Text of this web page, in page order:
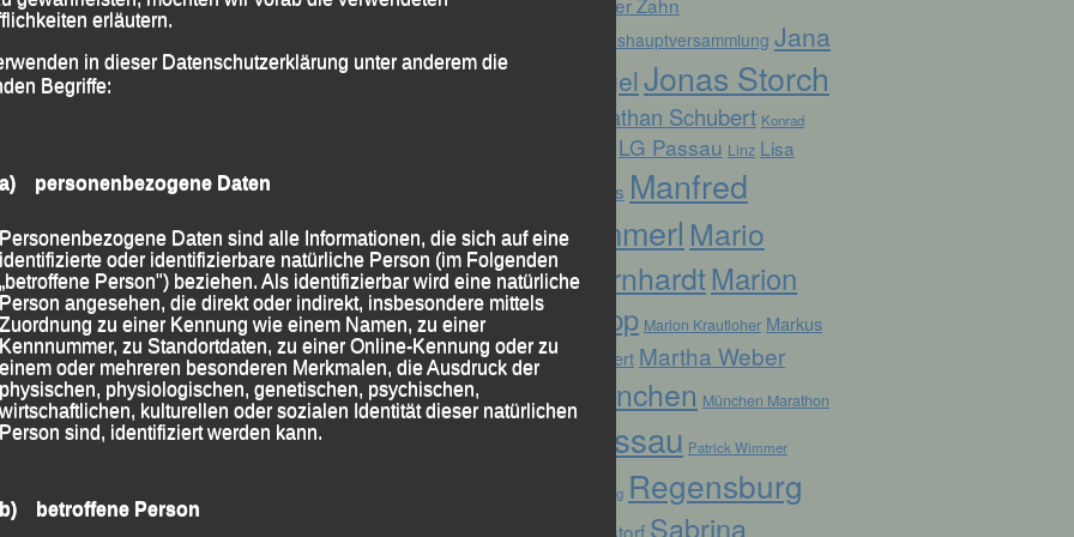
m bei der diesjährigen „Sparkassen Gala“ in
– Sportfest
07. Mai 2022
neuer persönlicher Bestzeit!
Jahreshauptversammlung Jana
Vogel Jonas Storch
Jonathan Schubert Konrad
LG Passau Linz Lisa
Fuchs Manfred
Ammerl Mario
BernhardtMarion
Kopp Marion Krautloher Markus
Weinert Martha Weber
München München Marathon
Passau Patrick Wimmer
Pocking Regensburg
Ruhstorf Sabrina
erläutern.
in dieser Datenschutzerklärung unter anderem die
Begriffe:
a) personenbezogene Daten
Personenbezogene Daten sind alle Informationen, die sich auf eine
identifizierte oder identifizierbare natürliche Person (im Folgenden
„betroffene Person") beziehen. Als identifizierbar wird eine natürliche
Person angesehen, die direkt oder indirekt, insbesondere mittels
Zuordnung zu einer Kennung wie einem Namen, zu einer
Kennnummer, zu Standortdaten, zu einer Online-Kennung oder zu
einem oder mehreren besonderen Merkmalen, die Ausdruck der
physischen, physiologischen, genetischen, psychischen,
wirtschaftlichen, kulturellen oder sozialen Identität dieser natürlichen
Person sind, identifiziert werden kann.
b) betroffene Person